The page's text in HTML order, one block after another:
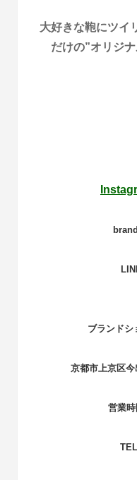
大好きな鞄にツイ
だけの”オリジ
ブランドシ
京都市上京区
営業